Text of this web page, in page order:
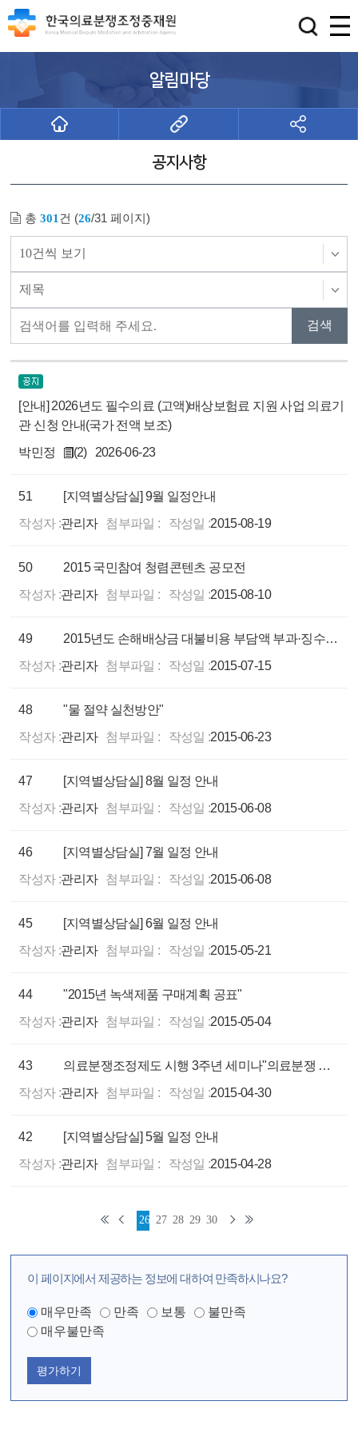
알림마당
공지사항
총301 건 (26/31 페이지)
[안내] 2026년도 필수의료 (고액)배상보험료 지원 사업 의료기
관 신청 안내(국가 전액 보조)
박민정
(2) 2026-06-23
51
[지역별상담실] 9월 일정안내
작성자 :관리자 첨부파일 : 작성일 :2015-08-19
50
2015 국민참여 청렴콘텐츠 공모전
작성자 :관리자 첨부파일 : 작성일 :2015-08-10
49
2015년도 손해배상금 대불비용 부담액 부과·징수 공고
작성자 :관리자 첨부파일 : 작성일 :2015-07-15
48
"물 절약 실천방안"
작성자 :관리자 첨부파일 : 작성일 :2015-06-23
47
[지역별상담실] 8월 일정 안내
작성자 :관리자 첨부파일 : 작성일 :2015-06-08
46
[지역별상담실] 7월 일정 안내
작성자 :관리자 첨부파일 : 작성일 :2015-06-08
45
[지역별상담실] 6월 일정 안내
작성자 :관리자 첨부파일 : 작성일 :2015-05-21
44
"2015년 녹색제품 구매계획 공표"
작성자 :관리자 첨부파일 : 작성일 :2015-05-04
43
의료분쟁조정제도 시행 3주년 세미나"의료분쟁 해결을 위한 감정의 역할"
작성자 :관리자 첨부파일 : 작성일 :2015-04-30
42
[지역별상담실] 5월 일정 안내
작성자 :관리자 첨부파일 : 작성일 :2015-04-28
26 27 28 29 30
이 페이지에서 제공하는 정보에 대하여 만족하시나요?
매우만족 만족 보통
불만족
매우불만족
평가하기